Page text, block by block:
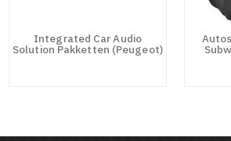
Integrated Car Audio
Solution Pakketten (Peugeot)